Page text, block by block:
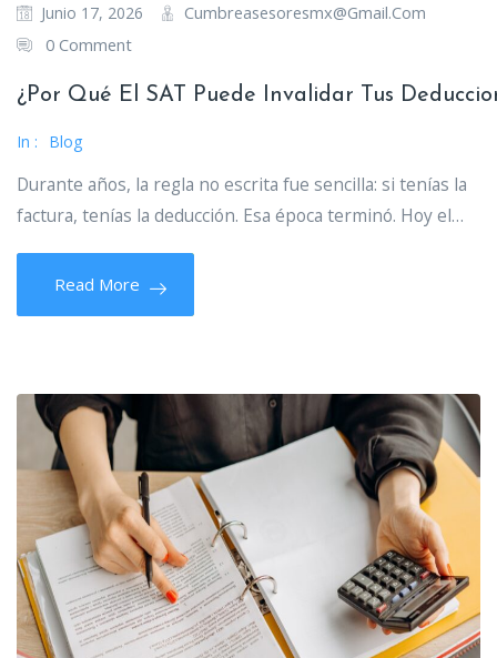
Junio 17, 2026
Cumbreasesoresmx@gmail.com
0 Comment
¿Por Qué El SAT Puede Invalidar Tus
In : Blog
Durante años, la regla no escrita fue sencilla: si tenías la
factura, tenías la deducción. Esa época terminó. Hoy el…
Read More